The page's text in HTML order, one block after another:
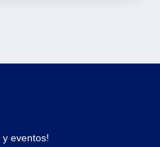
y eventos!